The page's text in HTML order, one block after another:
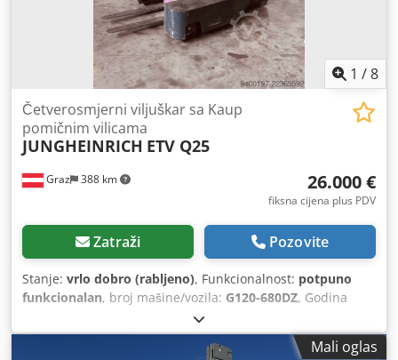
1 /8
Graz 388 km
Četverosmjerni viljuškar sa Kaup
pomičnim vilicama
JUNGHEINRICH ETV Q25
26.000 €
fiksna cijena plus PDV
Zatraži Pozovite
Stanje: vrlo dobro (rabljeno), Funkcionalnost: potpuno
funkcionalan, broj mašine/vozila: G120-680DZ, Godina
785 h
podizanja:6.800 mm, slobodno podizanje:2.000 mm,
, vrsta jarbola:
, kapacitet
Mali oglas